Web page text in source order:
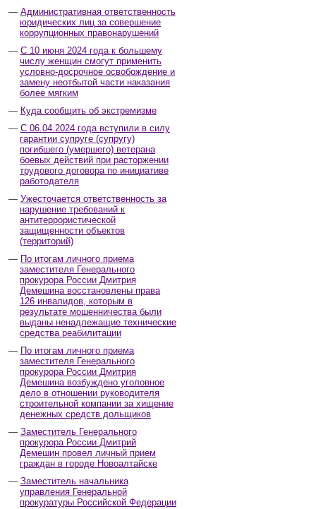
Административная ответственность
юридических лиц за совершение
коррупционных правонарушений
С 10 июня 2024 года к большему
числу женщин смогут применить
условно-досрочное освобождение и
замену неотбытой части наказания
более мягким
Куда сообщить об экстремизме
С 06.04.2024 года вступили в силу
гарантии супруге (супругу)
погибшего (умершего) ветерана
боевых действий при расторжении
трудового договора по инициативе
работодателя
Ужесточается ответственность за
нарушение требований к
антитеррористической
защищенности объектов
(территорий)
По итогам личного приема
заместителя Генерального
прокурора России Дмитрия
Демешина восстановлены права
126 инвалидов, которым в
результате мошенничества были
выданы ненадлежащие технические
средства реабилитации
По итогам личного приема
заместителя Генерального
прокурора России Дмитрия
Демешина возбуждено уголовное
дело в отношении руководителя
строительной компании за хищение
денежных средств дольщиков
Заместитель Генерального
прокурора России Дмитрий
Демешин провел личный прием
граждан в городе Новоалтайске
Заместитель начальника
управления Генеральной
прокуратуры Российской Федерации